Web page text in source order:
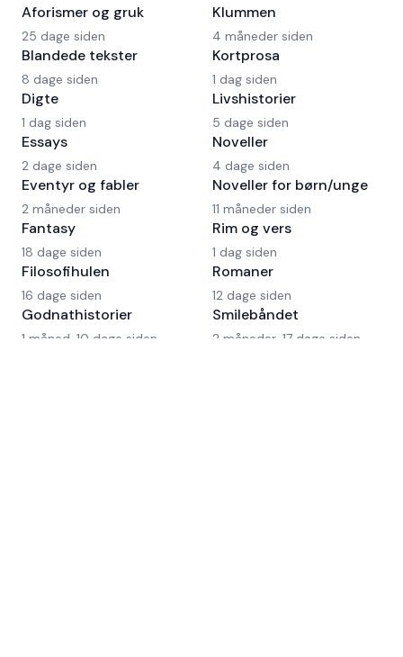
Aforismer og gruk
25 dage siden
Blandede tekster
8 dage siden
Digte
1 dag siden
Essays
2 dage siden
Eventyr og fabler
2 måneder siden
Fantasy
18 dage siden
Filosofihulen
16 dage siden
Godnathistorier
1 måned, 10 dage siden
Klummen
4 måneder siden
Kortprosa
1 dag siden
Livshistorier
5 dage siden
Noveller
4 dage siden
Noveller for børn/unge
11 måneder siden
Rim og vers
1 dag siden
Romaner
12 dage siden
Smilebåndet
2 måneder, 17 dage siden